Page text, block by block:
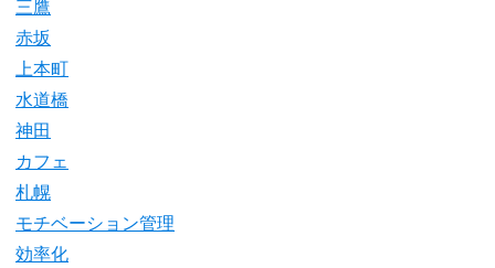
三鷹
赤坂
上本町
水道橋
神田
カフェ
札幌
モチベーション管理
効率化